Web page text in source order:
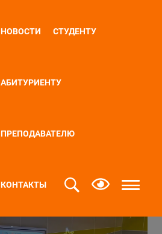
НОВОСТИ СТУДЕНТУ
АБИТУРИЕНТУ
ПРЕПОДАВАТЕЛЮ
КОНТАКТЫ